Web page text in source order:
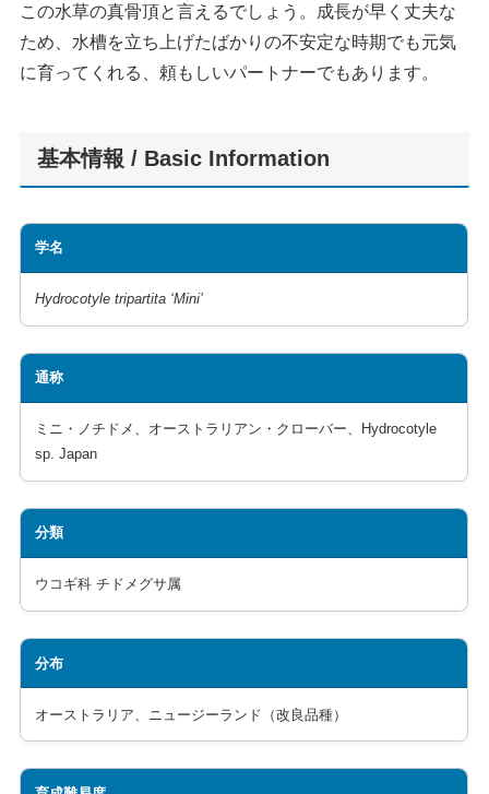
この水草の真骨頂と言えるでしょう。成長が早く丈夫な
ため、水槽を立ち上げたばかりの不安定な時期でも元気
に育ってくれる、頼もしいパートナーでもあります。
基本情報 / Basic Information
学名
Hydrocotyle tripartita ‘Mini’
通称
ミニ・ノチドメ、オーストラリアン・クローバー、Hydrocotyle
sp. Japan
分類
ウコギ科 チドメグサ属
分布
オーストラリア、ニュージーランド（改良品種）